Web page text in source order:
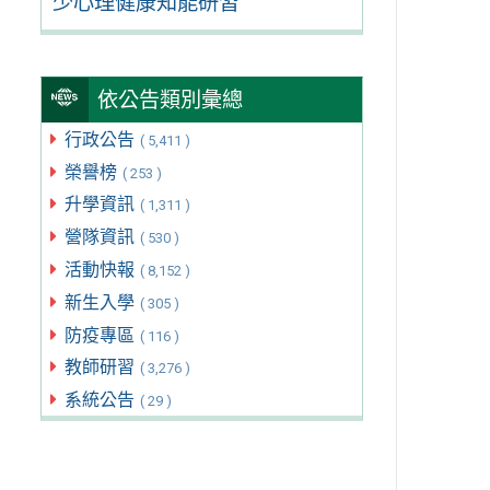
依公告類別彙總
行政公告 ( 5,411 )
榮譽榜 ( 253 )
升學資訊 ( 1,311 )
營隊資訊 ( 530 )
活動快報 ( 8,152 )
新生入學 ( 305 )
防疫專區 ( 116 )
教師研習 ( 3,276 )
系統公告 ( 29 )